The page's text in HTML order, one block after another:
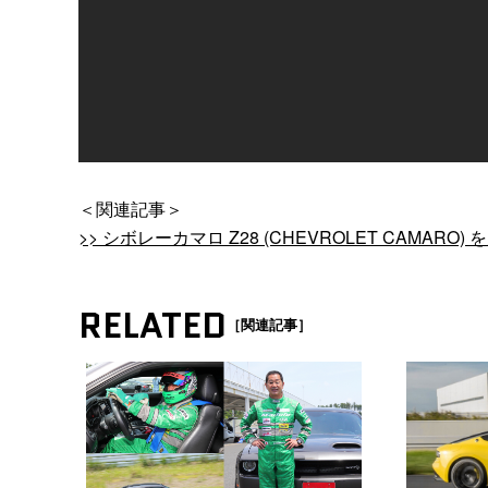
＜関連記事＞
>> シボレーカマロ Z28 (CHEVROLET CAMARO)
RELATED ［関連記事］